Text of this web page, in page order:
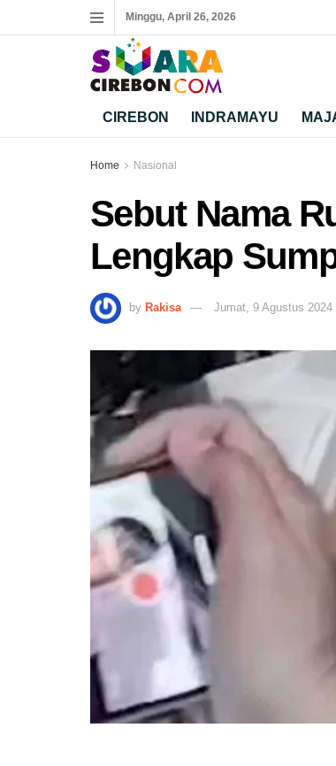
Minggu, April 26, 2026
CIREBON INDRAMAYU
Home Nasional
Sebut Nama
Lengkap
by Rakisa Jumat, 9 Agustus 2024